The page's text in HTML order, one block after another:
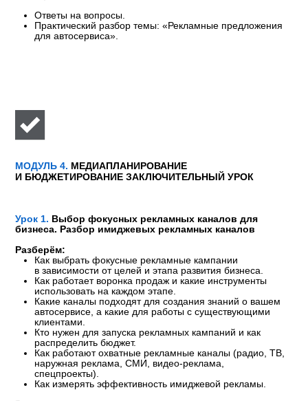
Проверите свои посадочные страницы и рекламные
кампании по чек-листу. Определите, какие инструменты
результативного-маркетинга подходят для вашего
автосервиса, и научитесь контролировать их запуск
и результативность.
промоакции.
Результат:
Продумаете стратегию результативной рекламы
в городской среде.
Разберём:
Как увеличить конверсию в приезд с помощью
Результат:
Сможете расписать систему оповещений и напоминаний
регулярного обзвона базы клиентов, запустить тестовую
рассылку и организовать реферальную акцию для
привлечения новых клиентов через рекомендации.
Воркшоп«Составление плана обзвона и медиаплана
рекламных рассылок»
Разберём:
Ответы на вопросы.
Составление плана обзвона и медиаплана рекламных
рассылок.